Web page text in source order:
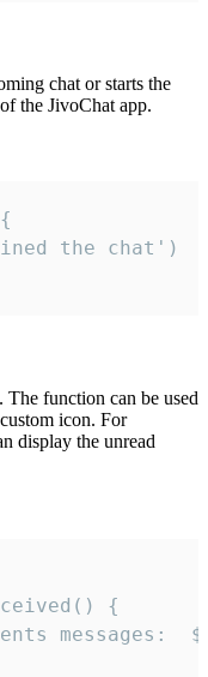
chat or starts the
the JivoChat app.
The function can be used
icon. For
display the unread
{